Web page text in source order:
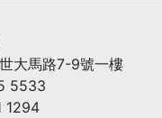
大馬路7-9號一樓
5533
1294